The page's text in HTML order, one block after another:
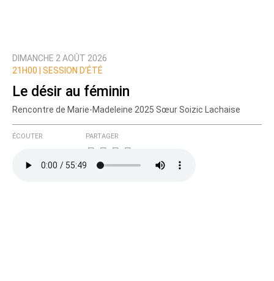
DIMANCHE 2 AOÛT 2026
21H00 |
SESSION D’ÉTÉ
Le désir au féminin
Rencontre de Marie-Madeleine 2025 Sœur Soizic Lachaise
ÉCOUTER PARTAGER